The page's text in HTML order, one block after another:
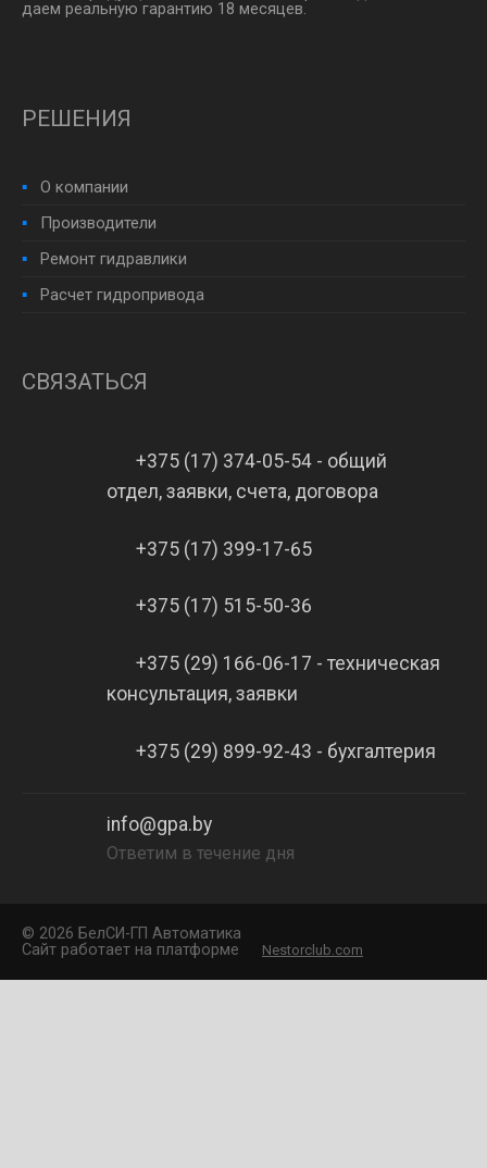
даем реальную гарантию 18 месяцев.
РЕШЕНИЯ
О компании
Производители
Ремонт гидравлики
Расчет гидропривода
СВЯЗАТЬСЯ
+375 (17) 374-05-54 - общий
отдел, заявки, счета, договора
+375 (17) 399-17-65
+375 (17) 515-50-36
+375 (29) 166-06-17 - техническая
консультация, заявки
+375 (29) 899-92-43 - бухгалтерия
info@gpa.by
Ответим в течение дня
© 2026 БелCИ-ГП Автоматика
Сайт работает на платформе
Nestorclub.com